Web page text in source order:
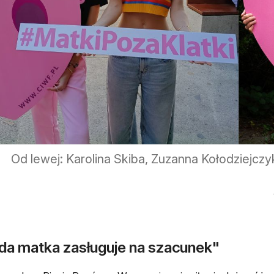
Od lewej: Karolina Skiba, Zuzanna
matka zasługuje na szacunek"